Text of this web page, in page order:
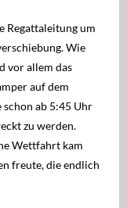
Regattaleitung um
Wie
vor allem das
auf dem
schon ab 5:45 Uhr
zu werden.
Wettfahrt kam
freute, die endlich